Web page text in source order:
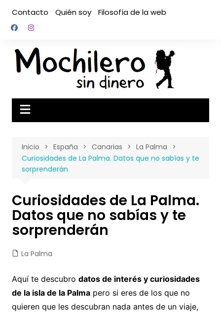
contenido
Contacto Quién soy Filosofía de la web
Inicio España Canarias
La Palma
Curiosidades de La Palma. Datos que no sabías y te
sorprenderán
Curiosidades de La Palma.
Datos que no sabías y te
sorprenderán
La Palma
Aquí te descubro datos de interés y curiosidades
de la isla de la Palmapero si eres de los que no
quieren que les descubran nada antes de un viaje,